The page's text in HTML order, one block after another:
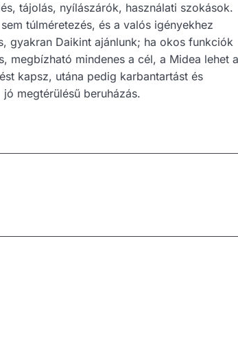
tájolás, nyílászárók, használati szokások.
túlméretezés, és a valós igényekhez
gyakran Daikint ajánlunk; ha okos funkciók
megbízható mindenes a cél, a Midea lehet a
kapsz, utána pedig karbantartást és
megtérülésű beruházás.